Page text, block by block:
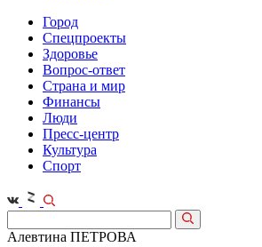
Город
Спецпроекты
Здоровье
Вопрос-ответ
Страна и мир
Финансы
Люди
Пресс-центр
Культура
Спорт
Алевтина ПЕТРОВА